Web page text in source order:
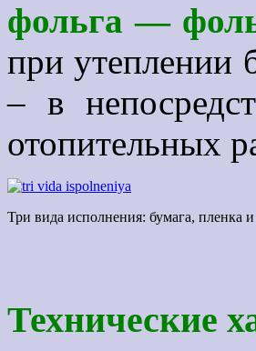
фольга —
при утеплении
– в
отопительных
Три вида исполнения: бумага, пленка и
Технические